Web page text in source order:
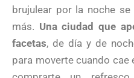
brujulear por la noche
más. Una ciudad que
facetas, de día y de
para moverte cuando cae